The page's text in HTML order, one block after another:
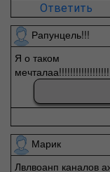
Ответить
Рапунцель!!!
Я о таком
Марик
Лвлвоанп каналов